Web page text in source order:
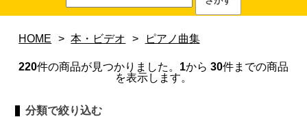
HOME > 本・ビデオ > ピアノ曲集
220件の商品が見つかりました。 1から 30件までの商品
を表示します。
分類で絞り込む